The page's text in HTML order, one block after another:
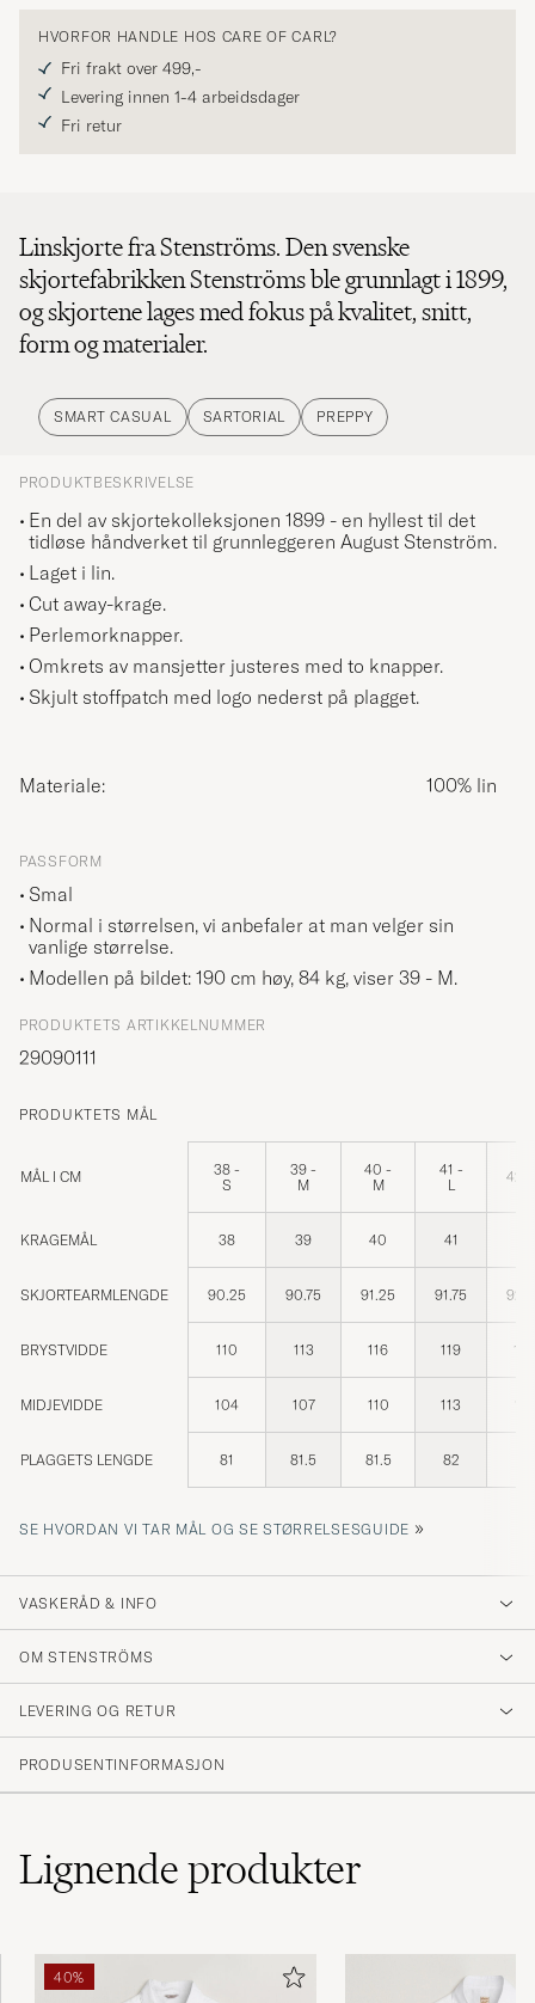
HVORFOR HANDLE HOS CARE OF CARL?
Fri frakt over 499,-
Levering innen 1-4 arbeidsdager
Fri retur
Linskjorte fra Stenströms. Den svenske
skjortefabrikken Stenströms ble grunnlagt i 1899,
og skjortene lages med fokus på kvalitet, snitt,
form og materialer.
SMART CASUAL SARTORIAL PREPPY
PRODUKTBESKRIVELSE
En del av skjortekolleksjonen 1899 - en hyllest til det
tidløse håndverket til grunnleggeren August Stenström.
Laget i lin.
Cut away-krage.
Perlemorknapper.
Omkrets av mansjetter justeres med to knapper.
Skjult stoffpatch med logo nederst på plagget.
Materiale: 100% lin
PASSFORM
Smal
Normal i størrelsen, vi anbefaler at man velger sin
vanlige størrelse.
Modellen på bildet: 190 cm høy, 84 kg, viser 39 - M.
PRODUKTETS ARTIKKELNUMMER
29090111
PRODUKTETS MÅL
MÅL I CM
38 -
S
39 -
M
40 -
M
41 -
L
42 -
KRAGEMÅL 38 39 40 41
SKJORTEARMLENGDE 90.25 90.75 91.25 91.75
BRYSTVIDDE 110 113 116 119 122
MIDJEVIDDE 104 107 110 113
PLAGGETS LENGDE 81 81.5 81.5 82
SE HVORDAN VI TAR MÅL OG SE STØRRELSESGUIDE »
VASKERÅD & INFO
OM STENSTRÖMS
LEVERING OG RETUR
PRODUSENTINFORMASJON
Lignendeprodukter
40%